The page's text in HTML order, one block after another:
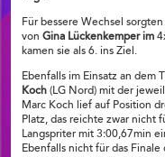
Für bessere Wechsel
von Gina Lückenkemper im
kamen sie als 6. ins Ziel.
Ebenfalls im Einsatz an dem
Koch (LG Nord) mit der
Marc Koch lief auf Position
Platz, das reichte zwar nicht
Langspriter mit 3:00,67min
Ebenfalls nicht für das